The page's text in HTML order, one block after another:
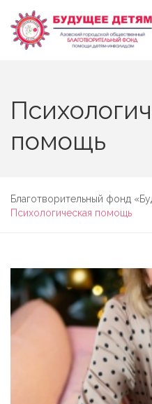
помощь
Благотворительный фонд
Психологическая помощь